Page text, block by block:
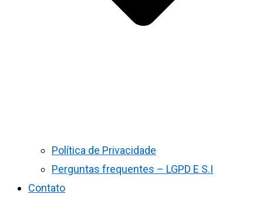
Política de Privacidade
Perguntas frequentes – LGPD E S.I
Contato